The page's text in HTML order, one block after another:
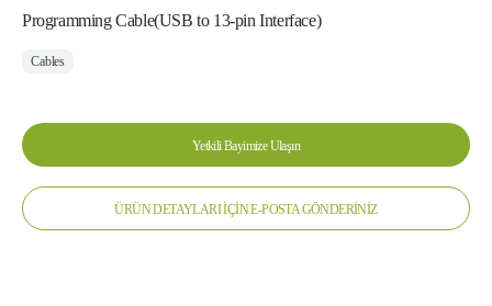
Programming Cable(USB to 13-pin Interface)
Cables
Yetkili Bayimize Ulaşın
ÜRÜN DETAYLARI İÇİN E-POSTA GÖNDERİNİZ